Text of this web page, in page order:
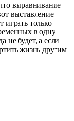
выравнивание
выставление
играть только
в одну
не будет, а если
жизнь другим